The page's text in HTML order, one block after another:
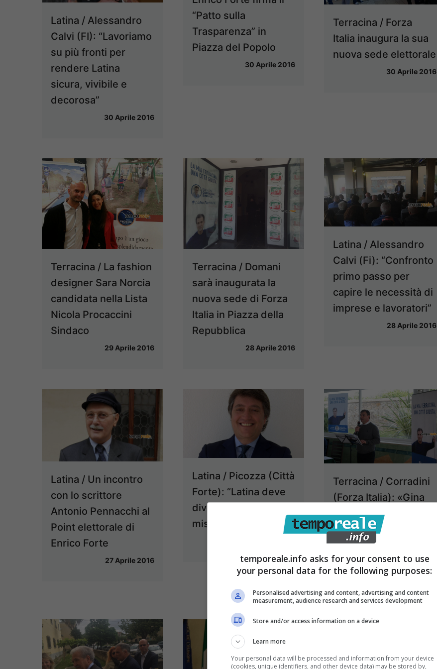
Latina / Alessandro
Calvi (FI): “Lavoriamo
su più fronti per
rendere Latina
sicura, vivibile e
decorosa”
30 Aprile 2016
“Patto sulla
Trasparenza” in
Piazza del Popolo
30 Aprile 2016
Terracina / Forza
Italia inaugura la sua
nuova sede elettorale
30 Aprile 2016
Terracina / La fashion
designer Sara Norcia
candidata nella Lista
Nicola Procaccini
Sindaco
29 Aprile 2016
Terracina / Domani
sarà inaugurata la
nuova sede di Forza
Italia in Piazza della
Repubblica
28 Aprile 2016
Latina / Alessandro
Calvi (Fi): “Confronto
primo passo per
capire le necessità di
imprese e lavoratori”
28 Aprile 2016
Latina / Un incontro
con lo scrittore
Antonio Pennacchi al
Point elettorale di
Enrico Forte
27 Aprile 2016
Latina / Picozza (Città
Forte): “Latina deve
diventare una città a
misura di bambino”
Terracina / Corradini
(Forza Italia): «Gina
Cetrone e la lista “Sì
Cambia”
arricchiscono la
nostra coalizione»
26 Aprile 2016
temporeale.info asks for your consent to use
your personal data for the following purposes:
Personalised advertising and content, advertising and content
measurement, audience research and services development
Store and/or access information on a device
Learn more
Your personal data will be processed and information from your device
(cookies, unique identifiers, and other device data) may be stored by,